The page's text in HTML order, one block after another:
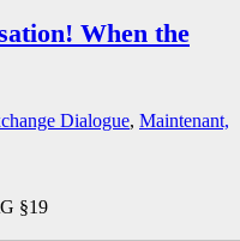
When the
Dialogue, Maintenant,
§19